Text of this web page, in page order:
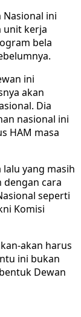
ini
unit kerja
bela
ini
akan
Dia
nasional ini
HAM masa
yang masih
dengan cara
seperti
Komisi
akan harus
ini bukan
Dewan